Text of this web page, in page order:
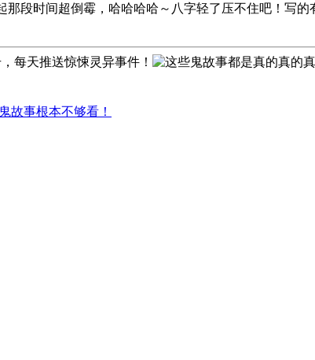
段时间超倒霉，哈哈哈哈～八字轻了压不住吧！写
每天推送惊悚灵异事件！
故事根本不够看！